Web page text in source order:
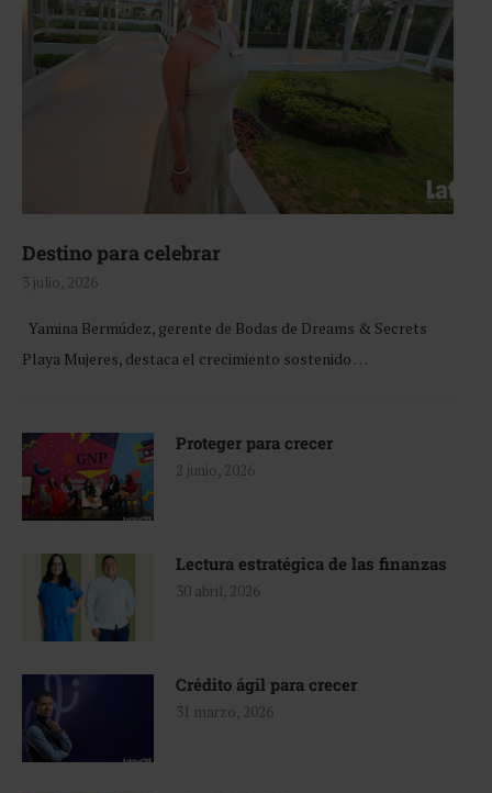
Destino para celebrar
3 julio, 2026
Yamina Bermúdez, gerente de Bodas de Dreams & Secrets
Playa Mujeres, destaca el crecimiento sostenido …
Proteger para crecer
2 junio, 2026
Lectura estratégica de las finanzas
30 abril, 2026
Crédito ágil para crecer
31 marzo, 2026